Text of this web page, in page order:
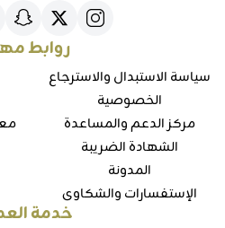
روابط
سياسة الاستبدال والاسترجاع
الخصوصية
مركز الدعم والمساعدة
الشهادة الضريبة
المدونة
الإستفسارات والشكاوي
خدمة